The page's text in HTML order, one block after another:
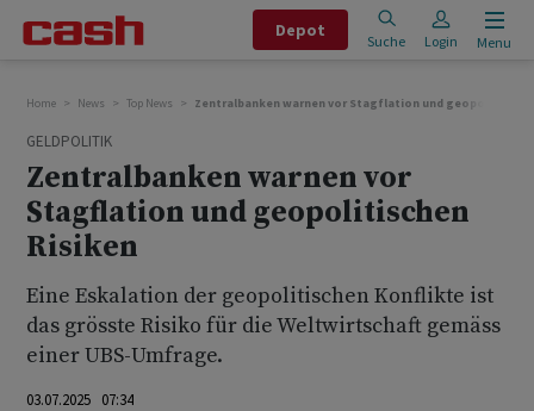
Depot
Suche Login Menu
Home News Top News Zentralbanken warnen vor Stagflation und
GELDPOLITIK
Zentralbanken warnen vor
Stagflation und geopolitischen
Risiken
Eine Eskalation der geopolitischen Konflikte ist
das grösste Risiko für die Weltwirtschaft gemäss
einer UBS-Umfrage.
03.07.2025 07:34